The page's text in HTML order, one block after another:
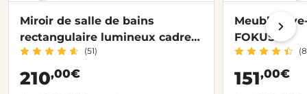
Miroir de salle de bains
rectangulaire lumineux cadre
métal et noir bandes LED
(51)
210,00€
Meuble
FOKUS
151,00€